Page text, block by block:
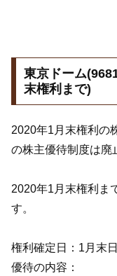
東京ドーム
末権利まで)
2020年1月末権利の
の株主優待制度は廃
2020年1月末権利ま
す。
権利確定日：1月末日
優待の内容：